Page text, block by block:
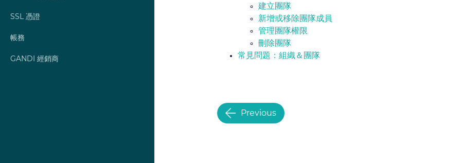
SSL 憑證
帳務
GANDI 經銷商
建立團隊
新增或移除團隊成員
管理團隊權限
刪除團隊
常見問題：組織＆團隊
Previous